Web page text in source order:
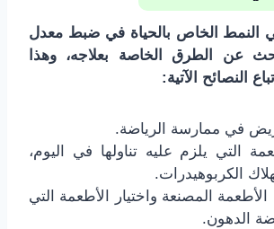
النمط الخاص بالحياة في ضبط معدل
عن الطرق الخاصة بعلاجه، وهذا
النصائح الآتية:
في ممارسة الرياضة.
التي يلزم عليه تناولها في اليوم،
الكربوهيدرات.
الأطعمة المصنعة واختيار الأطعمة التي
الدهون.